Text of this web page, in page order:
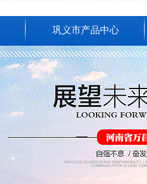
巩义市产品中心